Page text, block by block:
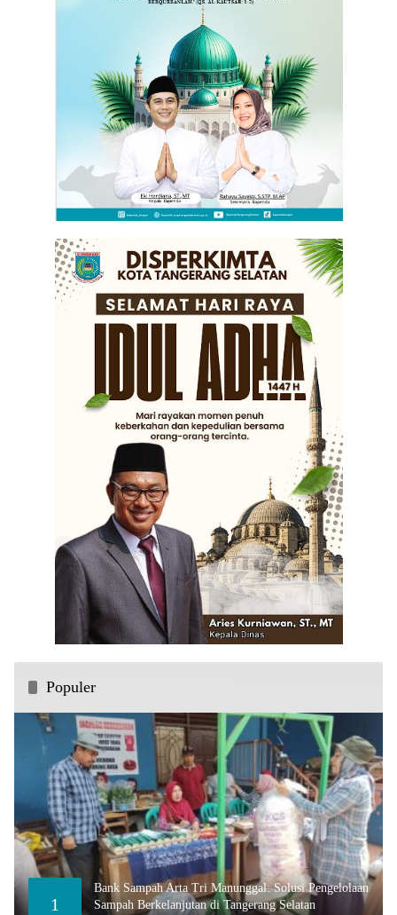
Populer
1
Bank Sampah Arta Tri Manunggal: Solusi Pengelolaan
Sampah Berkelanjutan di Tangerang Selatan